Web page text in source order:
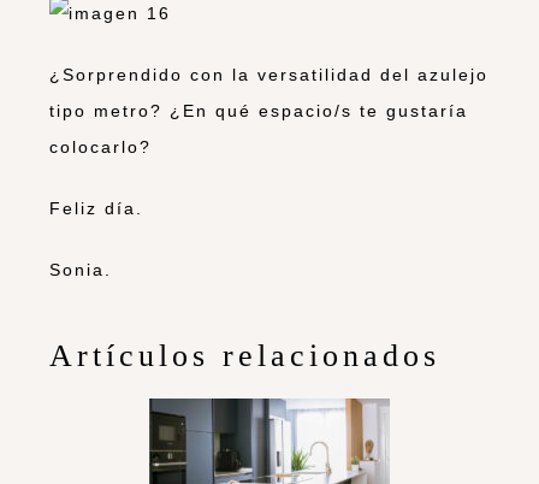
¿Sorprendido con la versatilidad del azulejo
tipo metro? ¿En qué espacio/s te gustaría
colocarlo?
Feliz día.
Sonia.
Artículos relacionados